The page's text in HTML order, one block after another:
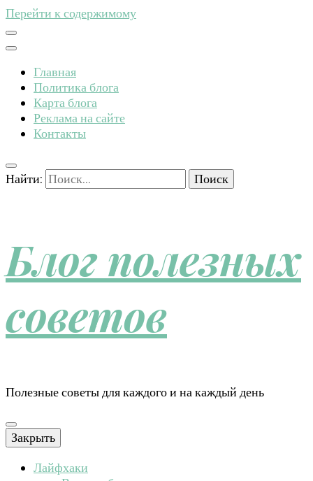
Перейти к содержимому
Главная
Политика блога
Карта блога
Реклама на сайте
Контакты
Найти:
Блог полезных
советов
Полезные советы для каждого и на каждый день
Закрыть
Лайфхаки